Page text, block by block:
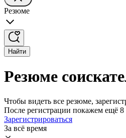
Резюме
Найти
Резюме
Чтобы видеть все резюме,
После регистрации покажем ещё
Зарегистрироваться
За всё время